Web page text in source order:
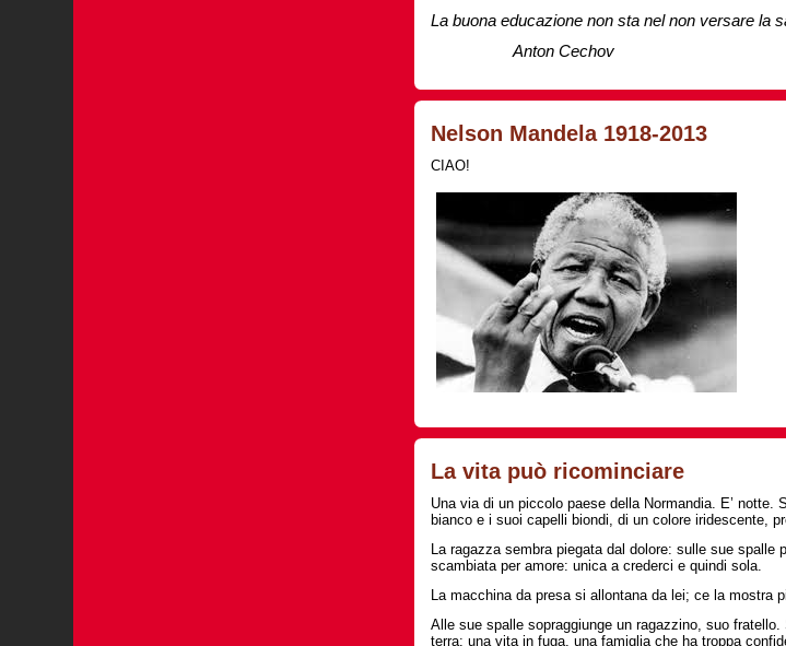
La buona educazione non sta nel non versare la
Anton Cechov
Nelson Mandela 1918-2013
CIAO!
La vita può ricominciare
Una via di un piccolo paese della Normandia. E’
bianco e i suoi capelli biondi, di un colore iridescente,
La ragazza sembra piegata dal dolore: sulle sue
scambiata per amore: unica a crederci e quindi sola.
La macchina da presa si allontana da lei; ce la mostra
Alle sue spalle sopraggiunge un ragazzino, suo
terra: una vita in fuga, una famiglia che ha troppa